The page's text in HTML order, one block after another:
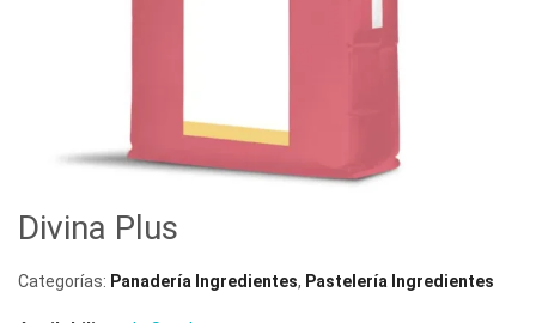
Divina Plus
Categorías: Panadería Ingredientes, Pastelería Ingredientes